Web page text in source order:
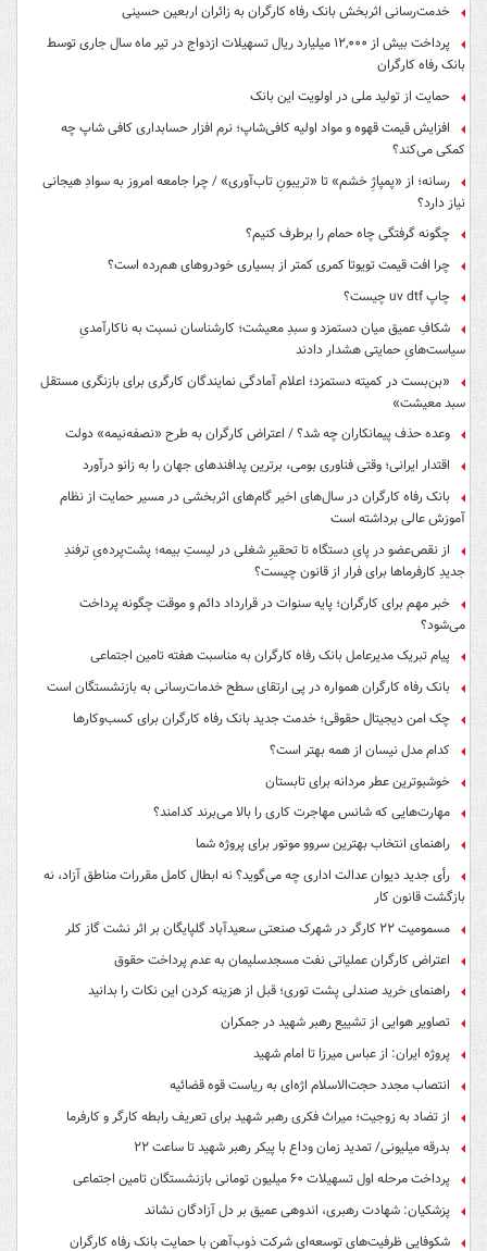
خدمت‌رسانی اثربخش بانک رفاه کارگران به زائران اربعین حسینی
پرداخت بیش از ۱۲,۰۰۰ میلیارد ریال تسهیلات ازدواج در تیر ماه سال جاری توسط
بانک رفاه کارگران
حمایت از تولید ملی در اولویت این بانک
افزایش قیمت قهوه و مواد اولیه کافی‌شاپ؛ نرم افزار حسابداری کافی شاپ چه
کمکی می‌کند؟
رسانه؛ از «پمپاژِ خشم» تا «تریبونِ تاب‌آوری» / چرا جامعه امروز به سوادِ هیجانی
نیاز دارد؟
چگونه گرفتگی چاه حمام را برطرف کنیم؟
چرا افت قیمت تویوتا کمری کمتر از بسیاری خودروهای هم‌رده است؟
چاپ uv dtf چیست؟
شکافِ عمیق میان دستمزد و سبدِ معیشت؛ کارشناسان نسبت به ناکارآمدیِ
سیاست‌هایِ حمایتی هشدار دادند
«بن‌بست در کمیته دستمزد؛ اعلام آمادگی نمایندگان کارگری برای بازنگری مستقل
سبد معیشت»
وعده حذف پیمانکاران چه شد؟ / اعتراض کارگران به طرح «نصفه‌نیمه» دولت
اقتدار ایرانی؛ وقتی فناوری بومی، برترین پدافندهای جهان را به زانو درآورد
بانک رفاه کارگران در سال‌های اخیر گام‌های اثربخشی در مسیر حمایت از نظام
آموزش عالی برداشته است
از نقص‌عضو در پایِ دستگاه تا تحقیرِ شغلی در لیستِ بیمه؛ پشت‌پرده‌یِ ترفندِ
جدیدِ کارفرماها برای فرار از قانون چیست؟
خبر مهم برای کارگران؛ پایه سنوات در قرارداد دائم و موقت چگونه پرداخت
می‌شود؟
پیام تبریک مدیرعامل بانک رفاه کارگران به مناسبت هفته تامین اجتماعی
بانک رفاه کارگران همواره در پی ارتقای سطح خدمات‌رسانی به بازنشستگان است
چک امن دیجیتال حقوقی؛ خدمت جدید بانک رفاه کارگران برای کسب‌وکارها
کدام مدل نیسان از همه بهتر است؟
خوشبوترین عطر مردانه برای تابستان
مهارت‌هایی که شانس مهاجرت کاری را بالا می‌برند کدامند؟
راهنمای انتخاب بهترین سروو موتور برای پروژه شما
رأی جدید دیوان عدالت اداری چه می‌گوید؟ نه ابطال کامل مقررات مناطق آزاد، نه
بازگشت قانون کار
مسمومیت ۲۲ کارگر در شهرک صنعتی سعیدآباد گلپایگان بر اثر نشت گاز کلر
اعتراض کارگران عملیاتی نفت مسجدسلیمان به عدم پرداخت حقوق
راهنمای خرید صندلی پشت توری؛ قبل از هزینه کردن این نکات را بدانید
تصاویر هوایی از تشییع رهبر شهید در جمکران
پروژه ایران: از عباس میرزا تا امام شهید
انتصاب مجدد حجت‌الاسلام اژه‌ای به ریاست قوه‌ قضائیه
از تضاد به زوجیت؛ میراث فکری رهبر شهید برای تعریف رابطه کارگر و کارفرما
بدرقه میلیونی/ تمدید زمان وداع با پیکر رهبر شهید تا ساعت ۲۲
پرداخت مرحله اول تسهیلات ۶۰ میلیون تومانی بازنشستگان تامین اجتماعی
پزشکیان: شهادت رهبری، اندوهی عمیق بر دل آزادگان نشاند
شکوفایی ظرفیت‌های توسعه‌ای شرکت ذوب‌آهن با حمایت‌ بانک رفاه کارگران